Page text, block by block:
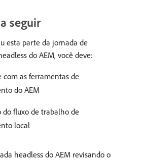
seguir
esta parte da jornada de
do AEM, você deve:
com as ferramentas de
do AEM
do fluxo de trabalho de
local
headless do AEM revisando o